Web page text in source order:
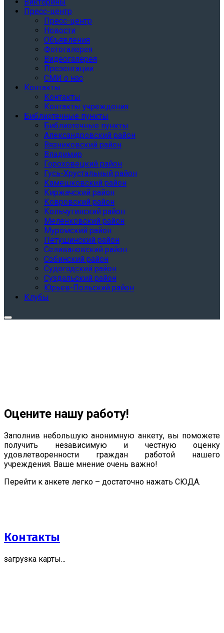
Викторины
Пресс-центр
Пресс-центр
Новости
Объявления
Фотогалерея
Видеогалерея
Презентации
СМИ о нас
Контакты
Контакты
Контакты учреждения
Библиотечные пункты
Библиотечные пункты
Александровский район
Вязниковский район
Владимир
Гороховецкий район
Гусь-Хрустальный район
Камешковский район
Киржачский район
Ковровский район
Кольчугинский район
Меленковский район
Муромский район
Петушинский район
Селивановский район
Собинский район
Судогодский район
Суздальский район
Юрьев-Польский район
Клубы
Оцените нашу работу!
Заполнив небольшую анонимную анкету, вы поможете
получить независимую и честную оценку
удовлетворенности граждан работой нашего
учреждения. Ваше мнение очень важно!
Перейти к анкете легко – достаточно нажать СЮДА.
Контакты
загрузка карты...